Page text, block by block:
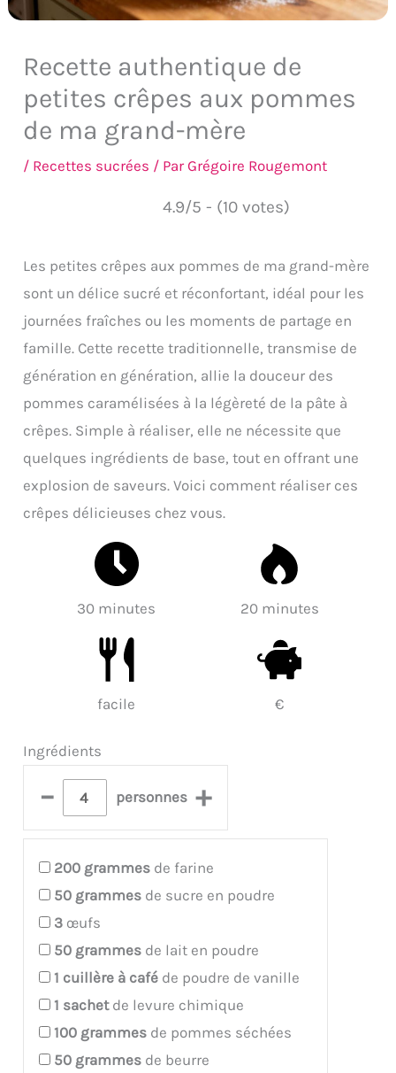
Recette authentique de
petites crêpes aux pommes
de ma grand-mère
/ Recettes sucrées / ParGrégoire Rougemont
4.9/5 - (10 votes)
Les petites crêpes aux pommes de ma grand-mère
sont un délice sucré et réconfortant, idéal pour les
journées fraîches ou les moments de partage en
famille. Cette recette traditionnelle, transmise de
génération en génération, allie la douceur des
pommes caramélisées à la légèreté de la pâte à
crêpes. Simple à réaliser, elle ne nécessite que
quelques ingrédients de base, tout en offrant une
explosion de saveurs. Voici comment réaliser ces
crêpes délicieuses chez vous.
30 minutes 20 minutes
facile €
Ingrédients
– personnes +
200 grammes de farine
50 grammes de sucre en poudre
3 œufs
50 grammes de lait en poudre
1 cuillère à café de poudre de vanille
1 sachetde levure chimique
100 grammes de pommes séchées
50 grammes de beurre